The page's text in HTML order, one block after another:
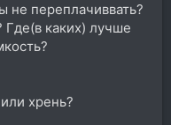
не переплачиввать?
каких) лучше
хрень?